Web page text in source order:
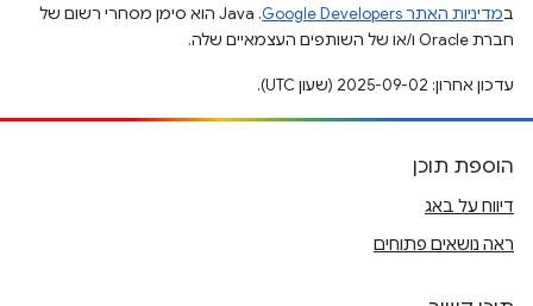
במדיניות האתר Google Developers‏
.‏ Java הוא סימן מסחרי רשום של
חברת Oracle ו/או של השותפים העצמאיים שלה.
עדכון אחרון: 2025-09-02 (שעון UTC).
הוספת תוכן
דיווח על באג
ראה נושאים פתוחים